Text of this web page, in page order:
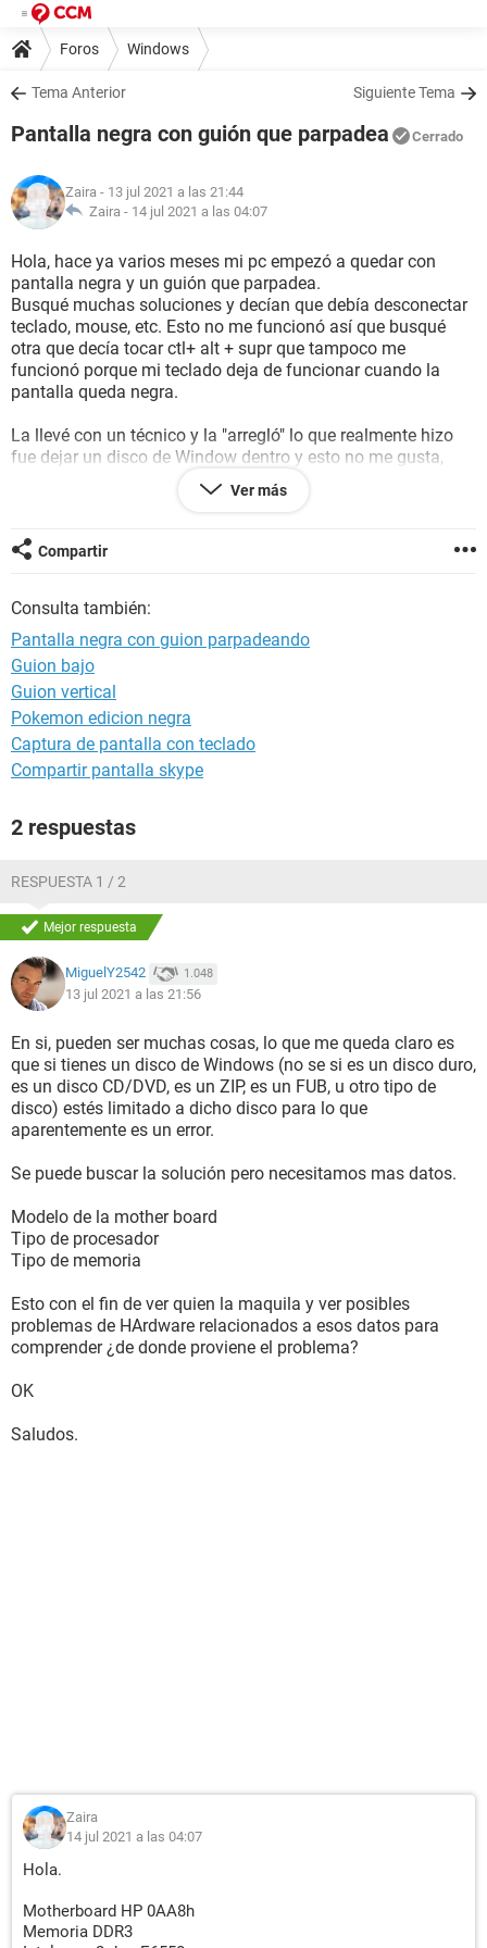
Foros Windows
Tema Anterior Siguiente Tema
Pantalla negra con guión que parpadea Cerrado
Zaira - 13 jul 2021 a las 21:44
Zaira - 14 jul 2021 a las 04:07
Hola, hace ya varios meses mi pc empezó a quedar con
pantalla negra y un guión que parpadea.
Busqué muchas soluciones y decían que debía desconectar
teclado, mouse, etc. Esto no me funcionó así que busqué
otra que decía tocar ctl+ alt + supr que tampoco me
funcionó porque mi teclado deja de funcionar cuando la
pantalla queda negra.
La llevé con un técnico y la "arregló" lo que realmente hizo
fue dejar un disco de Window dentro y esto no me gusta,
porque no arranca si le quito el disco.
funcionaba perfecto pero tuvieron que formatearla y todo
quedó mal... Probé con otros discos, intentar instalar
de windows
Ver más
Compartir
Consulta también:
Pantalla negra con guion parpadeando
Guion bajo
Guion vertical
Pokemon edicion negra
Captura de pantalla con teclado
Compartir pantalla skype
2 respuestas
RESPUESTA 1 / 2
Mejor respuesta
MiguelY2542 1.048
13 jul 2021 a las 21:56
En si, pueden ser muchas cosas, lo que me queda claro es
que si tienes un disco de Windows (no se si es un disco duro,
es un disco CD/DVD, es un ZIP, es un FUB, u otro tipo de
disco) estés limitado a dicho disco para lo que
aparentemente es un error.
Se puede buscar la solución pero necesitamos mas datos.
Modelo de la mother board
Tipo de procesador
Tipo de memoria
Esto con el fin de ver quien la maquila y ver posibles
problemas de HArdware relacionados a esos datos para
comprender ¿de donde proviene el problema?
OK
Saludos.
Zaira
14 jul 2021 a las 04:07
Hola.
Motherboard HP 0AA8h
Memoria DDR3